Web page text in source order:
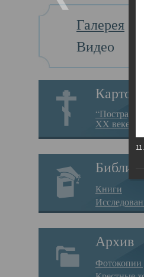
Галерея
Видео
XX веке на
Книги
Архив
Фотокопии